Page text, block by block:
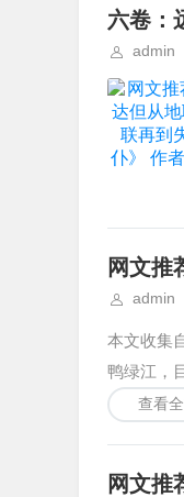
六卷：
admin
网文推
admin
本文收集
鸭绿江，
查看
网文推